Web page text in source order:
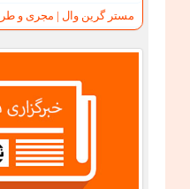
مستر گرین وال | مجری و